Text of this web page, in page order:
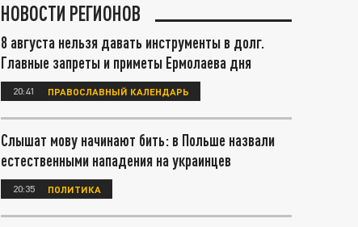
НОВОСТИ РЕГИОНОВ
8 августа нельзя давать инструменты в долг.
Главные запреты и приметы Ермолаева дня
20:41 ПРАВОСЛАВНЫЙ КАЛЕНДАРЬ
Слышат мову начинают бить: в Польше назвали
естественными нападения на украинцев
20:35 ПОЛИТИКА